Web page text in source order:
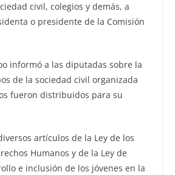
civil, colegios y demás, a
o presidente de la Comisión
informó a las diputadas sobre la
de la sociedad civil organizada
fueron distribuidos para su
artículos de la Ley de los
Humanos y de la Ley de
e inclusión de los jóvenes en la